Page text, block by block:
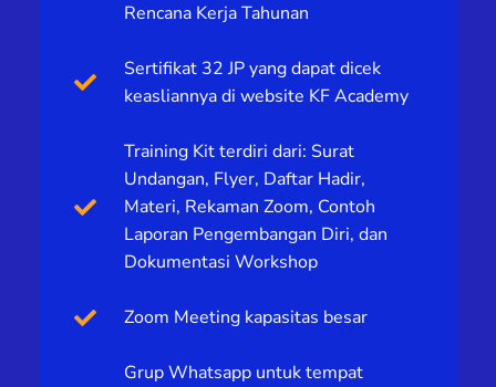
Rencana Kerja Tahunan
Sertifikat 32 JP yang dapat dicek
keasliannya di website KF Academy
Training Kit terdiri dari: Surat
Undangan, Flyer, Daftar Hadir,
Materi, Rekaman Zoom, Contoh
Laporan Pengembangan Diri, dan
Dokumentasi Workshop
Zoom Meeting kapasitas besar
Grup Whatsapp untuk tempat